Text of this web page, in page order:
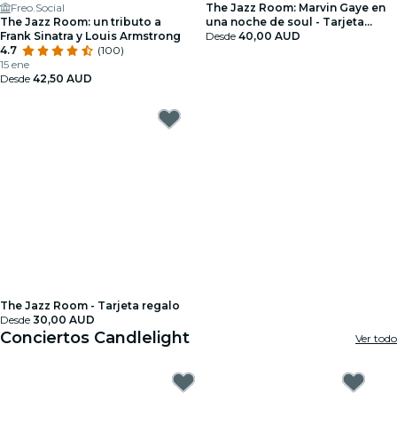
Freo.Social
The Jazz Room: un tributo a
Frank Sinatra y Louis Armstrong
4.7
(100)
15 ene
Desde 42,50 AUD
The Jazz Room: Marvin Gaye en
una noche de soul - Tarjeta
regalo
Desde 40,00 AUD
The Jazz Room - Tarjeta regalo
Desde 30,00 AUD
Conciertos Candlelight Ver todo